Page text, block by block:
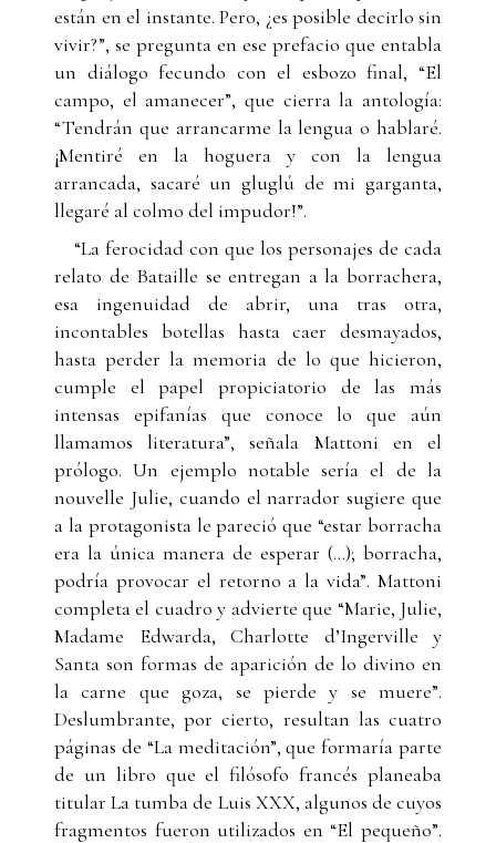
están en el instante. Pero, ¿es posible decirlo sin
vivir?”, se pregunta en ese prefacio que entabla
un diálogo fecundo con el esbozo final, “El
campo, el amanecer”, que cierra la antología:
“Tendrán que arrancarme la lengua o hablaré.
¡Mentiré en la hoguera y con la lengua
arrancada, sacaré un gluglú de mi garganta,
llegaré al colmo del impudor!”.
“La ferocidad con que los personajes de cada
relato de Bataille se entregan a la borrachera,
esa ingenuidad de abrir, una tras otra,
incontables botellas hasta caer desmayados,
hasta perder la memoria de lo que hicieron,
cumple el papel propiciatorio de las más
intensas epifanías que conoce lo que aún
llamamos literatura”, señala Mattoni en el
prólogo. Un ejemplo notable sería el de la
nouvelle Julie, cuando el narrador sugiere que
a la protagonista le pareció que “estar borracha
era la única manera de esperar (...); borracha,
podría provocar el retorno a la vida”. Mattoni
completa el cuadro y advierte que “Marie, Julie,
Madame Edwarda, Charlotte d’Ingerville y
Santa son formas de aparición de lo divino en
la carne que goza, se pierde y se muere”.
Deslumbrante, por cierto, resultan las cuatro
páginas de “La meditación”, que formaría parte
de un libro que el filósofo francés planeaba
titular La tumba de Luis XXX, algunos de cuyos
fragmentos fueron utilizados en “El pequeño”.